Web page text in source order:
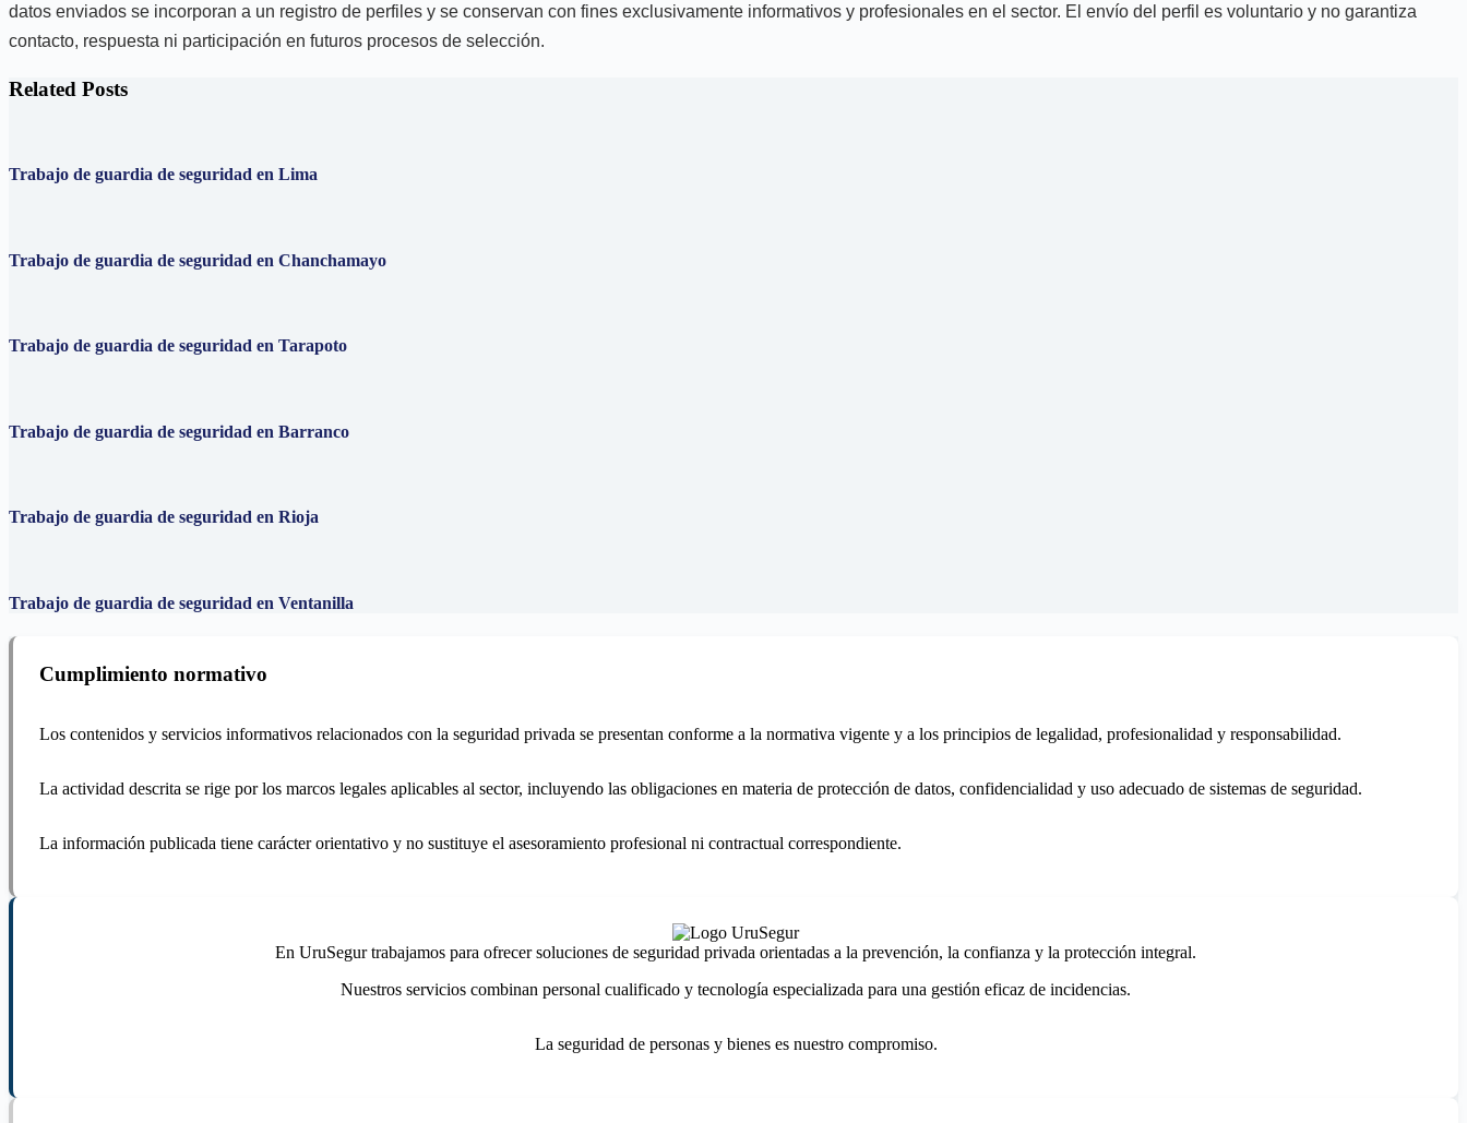
datos enviados se incorporan a un registro de perfiles y se conservan con fines exclusivamente informativos y profesionales en el sector. El envío del perfil es voluntario y no garantiza
contacto, respuesta ni participación en futuros procesos de selección.
Related Posts
Trabajo de guardia de seguridad en Lima
Trabajo de guardia de seguridad en Chanchamayo
Trabajo de guardia de seguridad en Tarapoto
Trabajo de guardia de seguridad en Barranco
Trabajo de guardia de seguridad en Rioja
Trabajo de guardia de seguridad en Ventanilla
Cumplimiento normativo
Los contenidos y servicios informativos relacionados con la seguridad privada se presentan conforme a la normativa vigente y a los principios de legalidad, profesionalidad y responsabilidad.
La actividad descrita se rige por los marcos legales aplicables al sector, incluyendo las obligaciones en materia de protección de datos, confidencialidad y uso adecuado de sistemas de seguridad.
La información publicada tiene carácter orientativo y no sustituye el asesoramiento profesional ni contractual correspondiente.
En UruSegur trabajamos para ofrecer soluciones de seguridad privada orientadas a la prevención, la confianza y la protección integral.
Nuestros servicios combinan personal cualificado y tecnología especializada para una gestión eficaz de incidencias.
La seguridad de personas y bienes es nuestro compromiso.